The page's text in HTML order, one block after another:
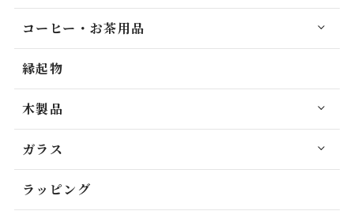
コーヒー・お茶用品
縁起物
木製品
ガラス
ラッピング